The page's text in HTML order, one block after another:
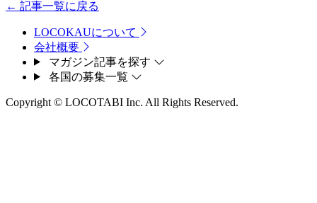
← 記事一覧に戻る
LOCOKAUについて
会社概要
マガジン記事を探す
各国の募集一覧
Copyright © LOCOTABI Inc. All Rights Reserved.